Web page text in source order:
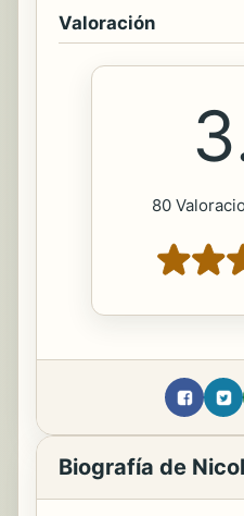
Valoración
80
Biografía de